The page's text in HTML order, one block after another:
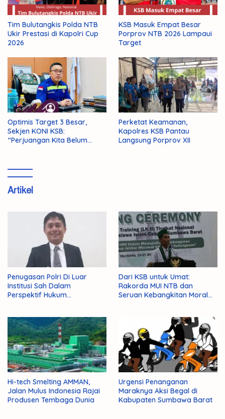
Tim Bulutangkis Polda NTB
Ukir Prestasi di Kapolri Cup
2026
KSB Masuk Empat Besar
Porprov NTB 2026 Lampaui
Target
Optimis Target 3 Besar,
Sekjen KONI KSB:
“Perjuangan Kita Belum
Perketat Keamanan,
Kapolres KSB Pantau
Langsung Porprov XII
Artikel
Penugasan Polri Di Luar
Institusi Sah Dalam
Perspektif Hukum
Dari KSB untuk Umat:
Rakorda MUI NTB dan
Seruan Kebangkitan Moral
Hi-tech Smelting AMMAN,
Jalan Mulus Indonesia Rajai
Produsen Tembaga Dunia
Urgensi Penanganan
Maraknya Aksi Begal di
Kabupaten Sumbawa Barat